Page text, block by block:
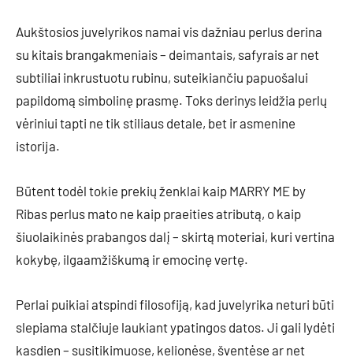
Aukštosios juvelyrikos namai vis dažniau perlus derina
su kitais brangakmeniais – deimantais, safyrais ar net
subtiliai inkrustuotu rubinu, suteikiančiu papuošalui
papildomą simbolinę prasmę. Toks derinys leidžia perlų
vėriniui tapti ne tik stiliaus detale, bet ir asmenine
istorija.
Būtent todėl tokie prekių ženklai kaip MARRY ME by
Ribas perlus mato ne kaip praeities atributą, o kaip
šiuolaikinės prabangos dalį – skirtą moteriai, kuri vertina
kokybę, ilgaamžiškumą ir emocinę vertę.
Perlai puikiai atspindi filosofiją, kad juvelyrika neturi būti
slepiama stalčiuje laukiant ypatingos datos. Ji gali lydėti
kasdien – susitikimuose, kelionėse, šventėse ar net